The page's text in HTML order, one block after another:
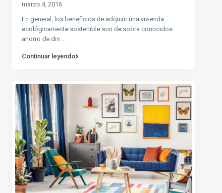
marzo 4, 2016
En general, los beneficios de adquirir una vivienda
ecológicamente sostenible son de sobra conocidos:
ahorro de din ...
Continuar leyendo